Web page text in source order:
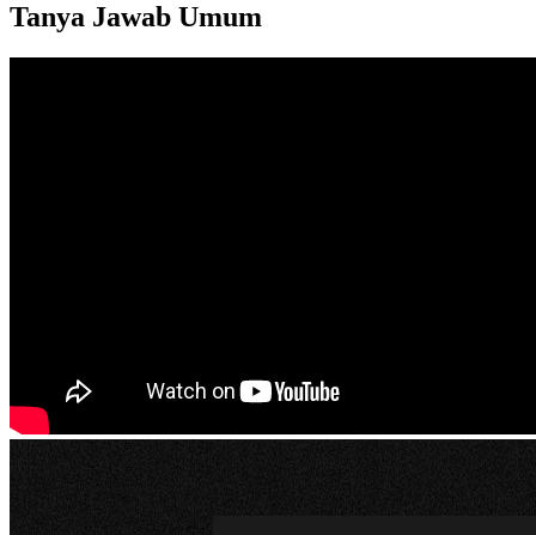
Tanya Jawab Umum